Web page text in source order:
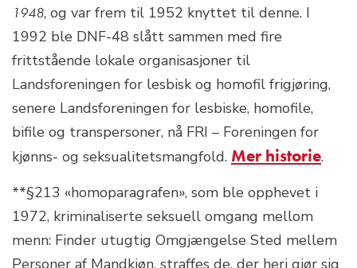
1948, og var frem til 1952 knyttet til denne. I
1992 ble DNF-48 slått sammen med fire
frittstående lokale organisasjoner til
Landsforeningen for lesbisk og homofil frigjøring,
senere Landsforeningen for lesbiske, homofile,
bifile og transpersoner, nå FRI – Foreningen for
kjønns- og seksualitetsmangfold. Mer historie.
**§213 «homoparagrafen», som ble opphevet i
1972, kriminaliserte seksuell omgang mellom
menn: Finder utugtig Omgjængelse Sted mellem